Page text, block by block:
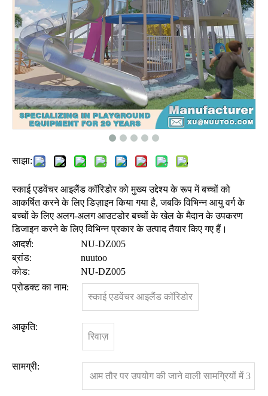
साझा:
स्काई एडवेंचर आइलैंड कॉरिडोर को मुख्य उद्देश्य के रूप में बच्चों को
आकर्षित करने के लिए डिज़ाइन किया गया है, जबकि विभिन्न आयु वर्ग के
बच्चों के लिए अलग-अलग आउटडोर बच्चों के खेल के मैदान के उपकरण
डिजाइन करने के लिए विभिन्न प्रकार के उत्पाद तैयार किए गए हैं।
आदर्श:
NU-DZ005
ब्रांड:
nuutoo
कोड:
NU-DZ005
प्रोडक्ट का नाम:
स्काई एडवेंचर आइलैंड कॉरिडोर
आकृति:
रिवाज़
सामग्री:
आम तौर पर उपयोग की जाने वाली सामग्रियों में 3